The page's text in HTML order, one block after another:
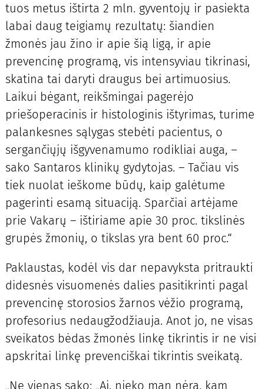
tuos metus ištirta 2 mln. gyventojų ir pasiekta
labai daug teigiamų rezultatų: šiandien
žmonės jau žino ir apie šią ligą, ir apie
prevencinę programą, vis intensyviau tikrinasi,
skatina tai daryti draugus bei artimuosius.
Laikui bėgant, reikšmingai pagerėjo
priešoperacinis ir histologinis ištyrimas, turime
palankesnes sąlygas stebėti pacientus, o
sergančiųjų išgyvenamumo rodikliai auga, –
sako Santaros klinikų gydytojas. – Tačiau vis
tiek nuolat ieškome būdų, kaip galėtume
pagerinti esamą situaciją. Sparčiai artėjame
prie Vakarų – ištiriame apie 30 proc. tikslinės
grupės žmonių, o tikslas yra bent 60 proc.“
Paklaustas, kodėl vis dar nepavyksta pritraukti
didesnės visuomenės dalies pasitikrinti pagal
prevencinę storosios žarnos vėžio programą,
profesorius nedaugžodžiauja. Anot jo, ne visas
sveikatos bėdas žmonės linkę tikrintis ir ne visi
apskritai linkę prevenciškai tikrintis sveikatą.
„Ne vienas sako: „Ai, nieko man nėra, kam